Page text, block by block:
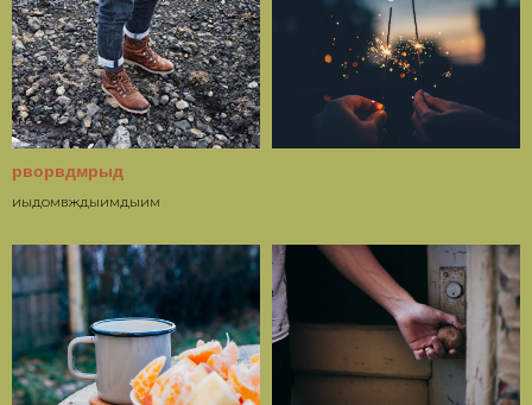
рворвдмрыд
иыдомвждыимдыим